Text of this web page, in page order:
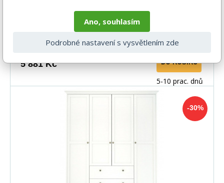
5 881 Kč DO KOŠÍKU
5-10 prac. dnů
-30%
Ano, souhlasím
Podrobné nastavení s vysvětlením zde